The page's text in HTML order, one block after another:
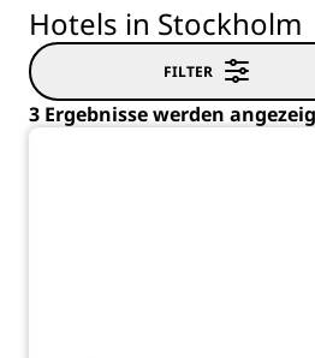
Hotels in Stockholm
FILTER
3 Ergebnisse werden